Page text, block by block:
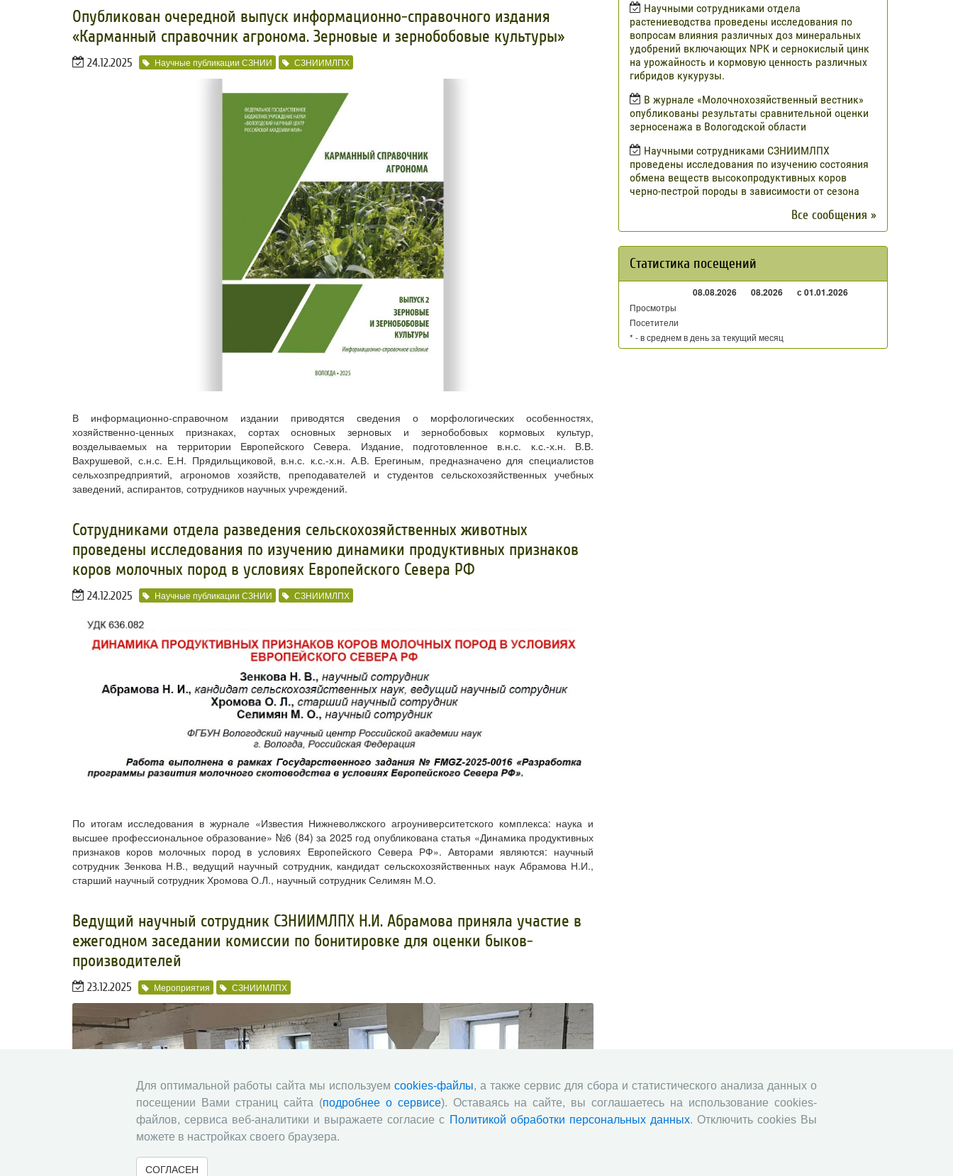
Опубликован очередной выпуск информационно-справочного издания
«Карманный справочник агронома. Зерновые и зернобобовые культуры»
24.12.2025 Научные публикации СЗНИИ СЗНИИМЛПХ
В информационно-справочном издании приводятся сведения о морфологических особенностях,
хозяйственно-ценных признаках, сортах основных зерновых и зернобобовых кормовых культур,
возделываемых на территории Европейского Севера. Издание, подготовленное в.н.с. к.с.-х.н. В.В.
Вахрушевой, с.н.с. Е.Н. Прядильщиковой, в.н.с. к.с.-х.н. А.В. Ерегиным, предназначено для специалистов
сельхозпредприятий, агрономов хозяйств, преподавателей и студентов сельскохозяйственных учебных
заведений, аспирантов, сотрудников научных учреждений.
​Сотрудниками отдела разведения сельскохозяйственных животных
проведены исследования по изучению динамики продуктивных признаков
коров молочных пород в условиях Европейского Севера РФ
24.12.2025 Научные публикации СЗНИИ СЗНИИМЛПХ
По итогам исследования в журнале «Известия Нижневолжского агроуниверситетского комплекса: наука и
высшее профессиональное образование» №6 (84) за 2025 год опубликована статья «Динамика продуктивных
признаков коров молочных пород в условиях Европейского Севера РФ». Авторами являются: научный
сотрудник Зенкова Н.В., ведущий научный сотрудник, кандидат сельскохозяйственных наук Абрамова Н.И.,
старший научный сотрудник Хромова О.Л., научный сотрудник Селимян М.О.
Ведущий научный сотрудник СЗНИИМЛПХ Н.И. Абрамова приняла участие в
ежегодном заседании комиссии по бонитировке для оценки быков-
производителей
23.12.2025 Мероприятия СЗНИИМЛПХ
Научными сотрудниками отдела
растениеводства проведены исследования по
вопросам влияния различных доз минеральных
удобрений включающих NРК и сернокислый цинк
на урожайность и кормовую ценность различных
гибридов кукурузы.
В журнале «Молочнохозяйственный вестник»
опубликованы результаты сравнительной оценки
зерносенажа в Вологодской области
Научными сотрудниками СЗНИИМЛПХ
проведены исследования по изучению состояния
обмена веществ высокопродуктивных коров
черно-пестрой породы в зависимости от сезона
Все сообщения »
Статистика посещений
08.08.2026 08.2026 с 01.01.2026
Просмотры
Посетители
* - в среднем в день за текущий месяц
Для оптимальной работы сайта мы используем cookies-файлы, а также сервис для сбора и статистического анализа данных о
посещении Вами страниц сайта (подробнее о сервисе). Оставаясь на сайте, вы соглашаетесь на использование cookies-
файлов, сервиса веб-аналитики и выражаете согласие с Политикой обработки персональных данных. Отключить cookies Вы
можете в настройках своего браузера.
СОГЛАСЕН